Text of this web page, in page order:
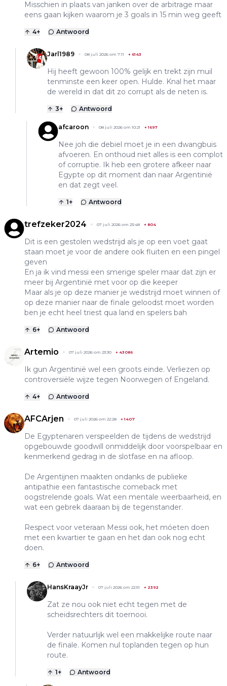
Misschien in plaats van janken over de arbitrage maar
eens gaan kijken waarom je 3 goals in 15 min weg geeft
4+ Antwoord
Jarl1989 08 juli 2026 om 7:11 + 6143
Hij heeft gewoon 100% gelijk en trekt zijn muil
tenminste een keer open. Hulde. Knal het maar
de wereld in dat dit zo corrupt als de neten is.
3+ Antwoord
afcaroon 08 juli 2026 om 10:21 +1697
Nee joh die debiel moet je in een dwangbuis
afvoeren. En onthoud niet alles is een complot
of corruptie. Ik heb een grotere afkeer naar
Egypte op dit moment dan naar Argentinië
en dat zegt veel.
1+ Antwoord
trefzeker2024 07 juli 2026 om 23:48 + 804
Dit is een gestolen wedstrijd als je op een voet gaat
staan moet je voor de andere ook fluiten en een pingel
geven
En ja ik vind messi een smerige speler maar dat zijn er
meer bij Argentinië met voor op die keeper
Maar als je op deze manier je wedstrijd moet winnen of
op deze manier naar de finale geloodst moet worden
ben je echt heel triest qua land en spelers bah
6+ Antwoord
Artemio 07 juli 2026 om 23:30 + 43086
Ik gun Argentinië wel een groots einde. Verliezen op
controversiële wijze tegen Noorwegen of Engeland.
4+ Antwoord
AFCArjen 07 juli 2026 om 22:28 +1407
De Egyptenaren verspeelden de tijdens de wedstrijd
opgebouwde goodwill onmiddelijk door voorspelbaar en
kenmerkend gedrag in de slotfase en na afloop.
De Argentijnen maakten ondanks de publieke
antipathie een fantastische comeback met
oogstrelende goals. Wat een mentale weerbaarheid, en
wat een gebrek daaraan bij de tegenstander.
Respect voor veteraan Messi ook, het móeten doen
met een kwartier te gaan en het dan ook nog echt
doen.
6+ Antwoord
HansKraayJr 07 juli 2026 om 22:51 + 2392
Zat ze nou ook niet echt tegen met de
scheidsrechters dit toernooi.
Verder natuurlijk wel een makkelijke route naar
de finale. Komen nul toplanden tegen op hun
route.
1+ Antwoord